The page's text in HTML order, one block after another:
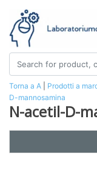
Torna a A Prodotti a
D-mannosamina
N-acetil-D-